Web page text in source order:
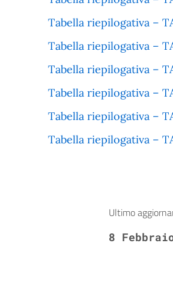
Tabella riepilogativa –
Tabella riepilogativa –
Tabella riepilogativa –
Tabella riepilogativa –
Tabella riepilogativa –
Tabella riepilogativa –
Ultimo
8